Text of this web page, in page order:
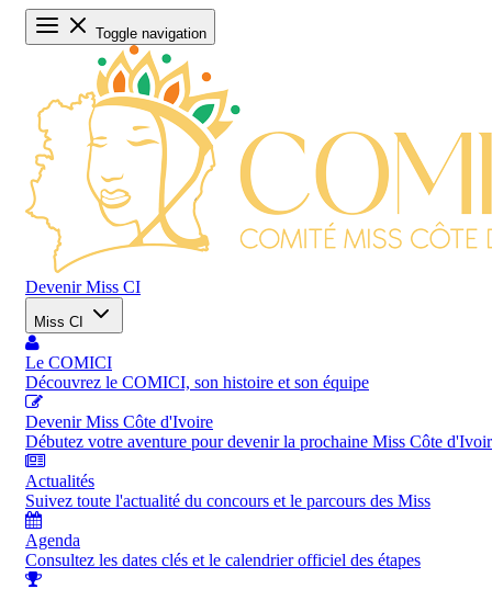
Toggle navigation
Devenir Miss CI
Miss CI
Le COMICI
Découvrez le COMICI, son histoire et son équipe
Devenir Miss Côte d'Ivoire
Débutez votre aventure pour devenir la prochaine Miss Côte
Actualités
Suivez toute l'actualité du concours et le parcours des Miss
Agenda
Consultez les dates clés et le calendrier officiel des étapes